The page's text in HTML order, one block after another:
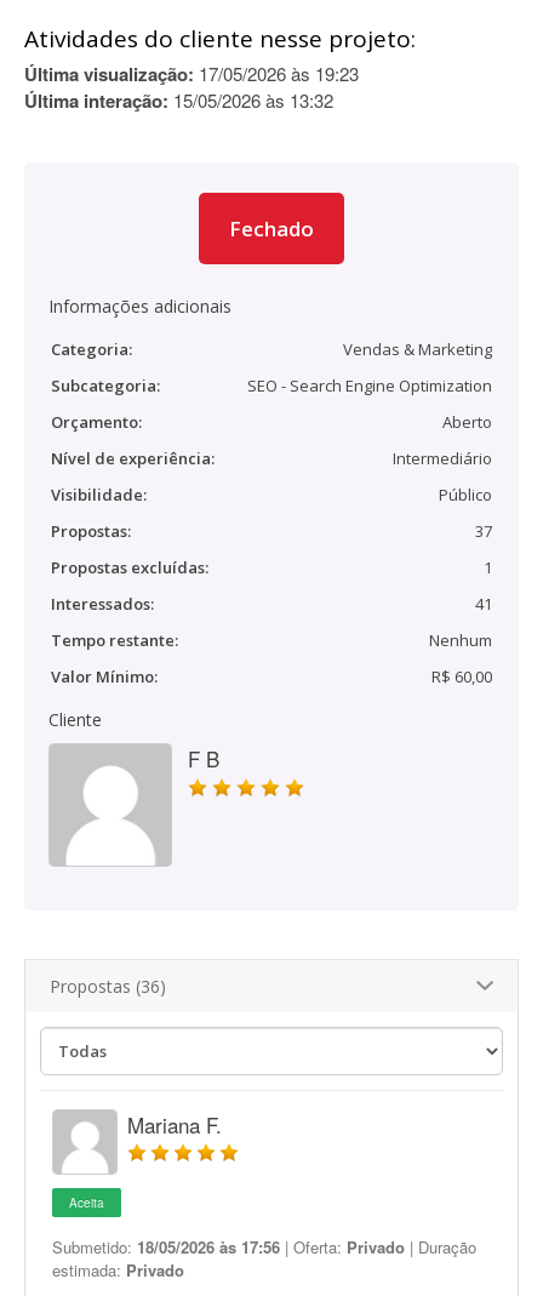
Atividades do cliente nesse projeto:
Última visualização: 17/05/2026 às 19:23
Última interação: 15/05/2026 às 13:32
Fechado
Informações adicionais
Categoria:
Vendas & Marketing
Subcategoria:
SEO - Search Engine Optimization
Orçamento:
Aberto
Nível de experiência:
Intermediário
Visibilidade:
Público
Propostas:
37
Propostas excluídas:
1
Interessados:
41
Tempo restante:
Nenhum
Valor Mínimo:
R$ 60,00
Cliente
F B
Propostas (36)
Mariana F.
Aceita
Submetido: 18/05/2026 às 17:56 | Oferta: Privado | Duração
estimada: Privado